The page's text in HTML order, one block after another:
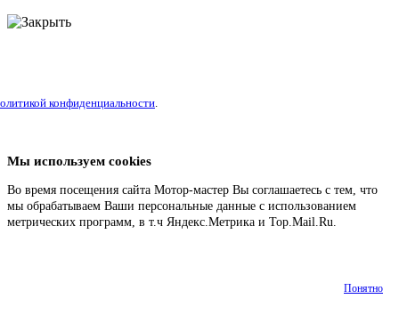
конфиденциальности.
Мы используем cookies
Во время посещения сайта Мотор-мастер Вы соглашаетесь с тем, что
мы обрабатываем Ваши персональные данные с использованием
метрических программ, в т.ч Яндекс.Метрика и Top.Mail.Ru.
Понятно